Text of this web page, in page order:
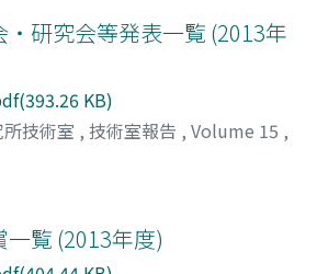
研究会等発表一覧 (2013年
KB)
技術室 , 技術室報告 , Volume 15 ,
覧 (2013年度)